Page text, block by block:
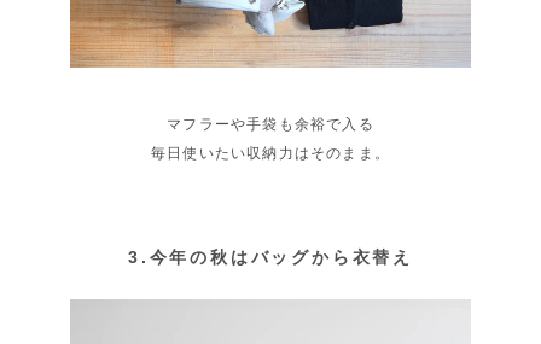
マフラーや手袋も余裕で入る
毎日使いたい収納力はそのまま。
3.今年の秋はバッグから衣替え